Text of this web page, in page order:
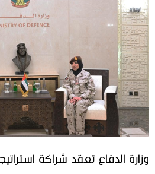
وزارة الدفاع تعقد شراكة